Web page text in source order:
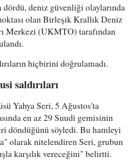
dördü, deniz güvenliği olaylarında
olan Birleşik Krallık Deniz
Merkezi (UKMTO) tarafından
hiçbirini doğrulamadı.
saldırıları
Yahya Seri, 5 Ağustos'ta
en az 29 Suudi gemisinin
döndüğünü söyledi. Bu hamleyi
olarak nitelendiren Seri, grubun
karşılık vereceğini" belirtti.